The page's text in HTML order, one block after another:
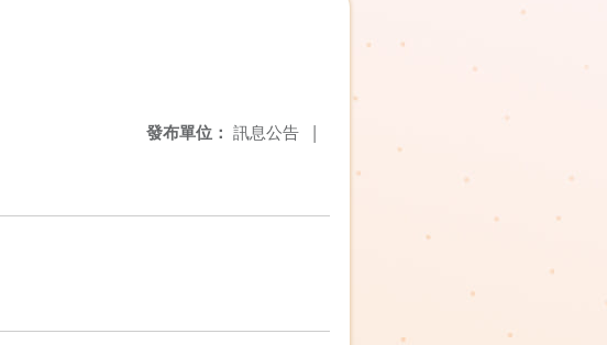
發布單位： 訊息公告 |